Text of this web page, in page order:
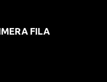
FILA